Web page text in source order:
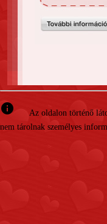
info
Az oldalon történő
nem tárolnak személyes